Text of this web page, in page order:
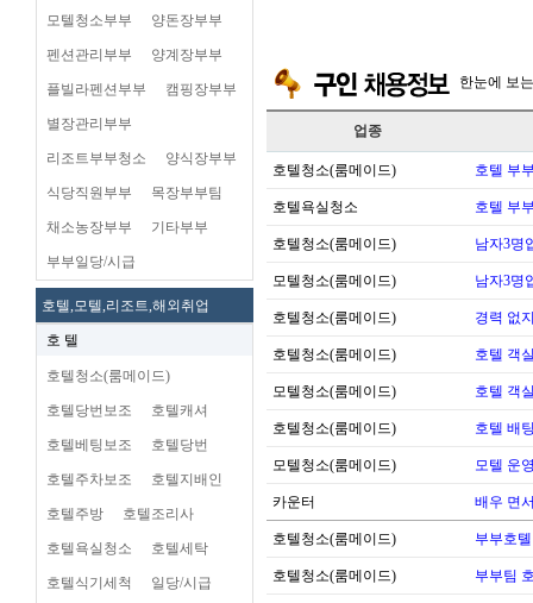
모텔청소부부 양돈장부부
펜션관리부부 양계장부부
플빌라펜션부부 캠핑장부부
별장관리부부
리조트부부청소 양식장부부
식당직원부부 목장부부팀
채소농장부부 기타부부
부부일당/시급
호텔,모텔,리조트,해외취업
호 텔
호텔청소(룸메이드)
호텔당번보조 호텔캐셔
호텔베팅보조 호텔당번
호텔주차보조 호텔지배인
호텔주방 호텔조리사
호텔욕실청소 호텔세탁
호텔식기세척 일당/시급
한눈에 보
업종
호텔청소(룸메이드) 호텔 부
호텔욕실청소 호텔 부
호텔청소(룸메이드) 남자3명
모텔청소(룸메이드) 남자3명
호텔청소(룸메이드) 경력 없
호텔청소(룸메이드) 호텔 객
모텔청소(룸메이드) 호텔 객
호텔청소(룸메이드) 호텔 배
모텔청소(룸메이드) 모텔 운
카운터 배우 면
호텔청소(룸메이드) 부부호
호텔청소(룸메이드) 부부팀